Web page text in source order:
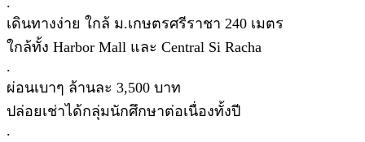
เดินทางง่าย ใกล้ ม.เกษตรศรีราชา 240 เมตร
ใกล้ทั้ง Harbor Mall และ Central Si Racha
.
ผ่อนเบาๆ ล้านละ 3,500 บาท
ปล่อยเช่าได้กลุ่มนักศึกษาต่อเนื่องทั้งปี
.